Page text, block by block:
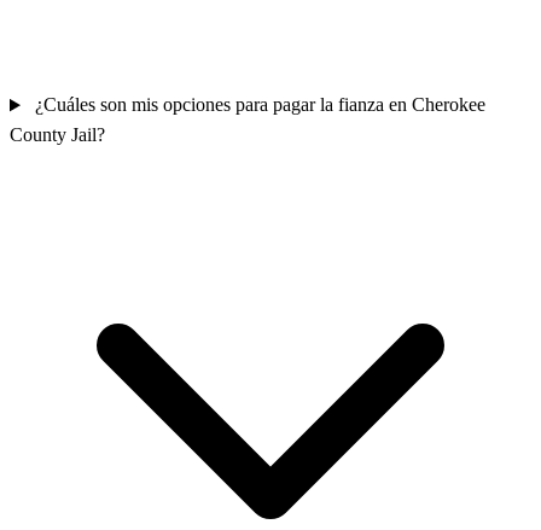
¿Cuáles son mis opciones para pagar la fianza en Cherokee
County Jail?